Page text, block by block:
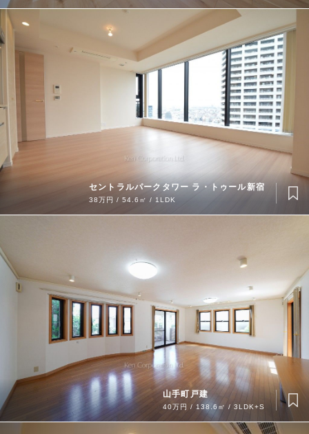
セントラルパークタワー ラ・トゥール新宿
38万円 / 54.6㎡ / 1LDK
山手町戸建
40万円 / 138.6㎡ / 3LDK+S